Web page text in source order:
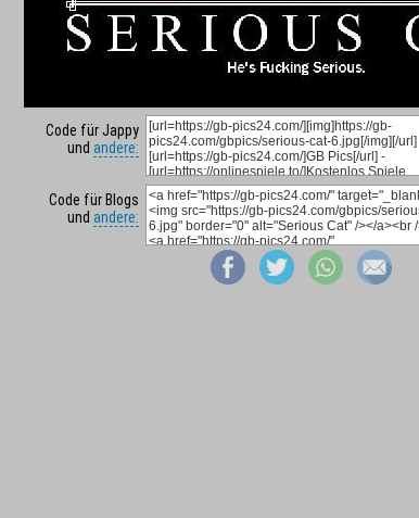
Code für Jappy
und andere:
Code für Blogs
und andere: